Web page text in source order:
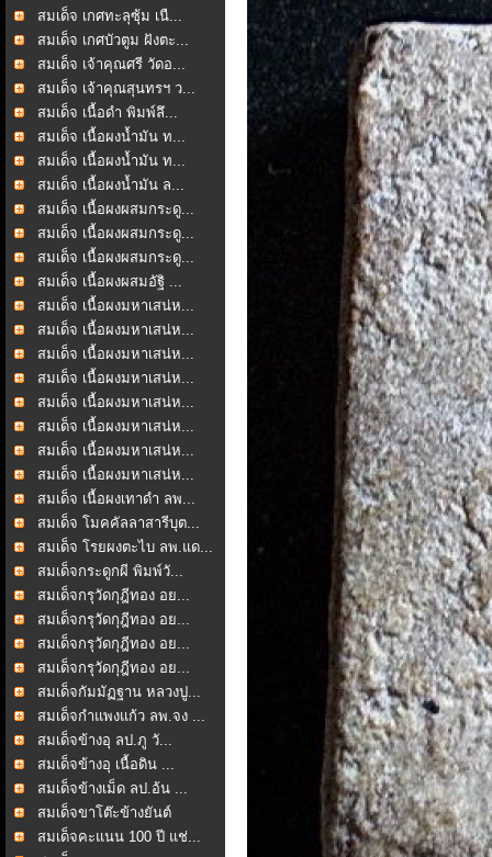
สมเด็จ เกศทะลุซุ้ม เนื...
สมเด็จ เกศบัวตูม ฝังตะ...
สมเด็จ เจ้าคุณศรี วัดอ...
สมเด็จ เจ้าคุณสุนทรฯ ว...
สมเด็จ เนื้อดำ พิมพ์ลึ...
สมเด็จ เนื้อผงน้ำมัน ท...
สมเด็จ เนื้อผงน้ำมัน ท...
สมเด็จ เนื้อผงน้ำมัน ล...
สมเด็จ เนื้อผงผสมกระดู...
สมเด็จ เนื้อผงผสมกระดู...
สมเด็จ เนื้อผงผสมกระดู...
สมเด็จ เนื้อผงผสมอัฐิ ...
สมเด็จ เนื้อผงมหาเสน่ห...
สมเด็จ เนื้อผงมหาเสน่ห...
สมเด็จ เนื้อผงมหาเสน่ห...
สมเด็จ เนื้อผงมหาเสน่ห...
สมเด็จ เนื้อผงมหาเสน่ห...
สมเด็จ เนื้อผงมหาเสน่ห...
สมเด็จ เนื้อผงมหาเสน่ห...
สมเด็จ เนื้อผงมหาเสน่ห...
สมเด็จ เนื้อผงเทาดำ ลพ...
สมเด็จ โมคคัลลาสารีบุต...
สมเด็จ โรยผงตะไบ ลพ.แด...
สมเด็จกระดูกผี พิมพ์วั...
สมเด็จกรุวัดกุฎีทอง อย...
สมเด็จกรุวัดกุฎีทอง อย...
สมเด็จกรุวัดกุฎีทอง อย...
สมเด็จกรุวัดกุฎีทอง อย...
สมเด็จกัมมัฏฐาน หลวงปู...
สมเด็จกำแพงแก้ว ลพ.จง ...
สมเด็จข้างอุ ลป.ภู วั...
สมเด็จข้างอุ เนื้อดิน ...
สมเด็จข้างเม็ด ลป.อ้น ...
สมเด็จขาโต๊ะข้างยันต์
สมเด็จคะแนน 100 ปี แช่...